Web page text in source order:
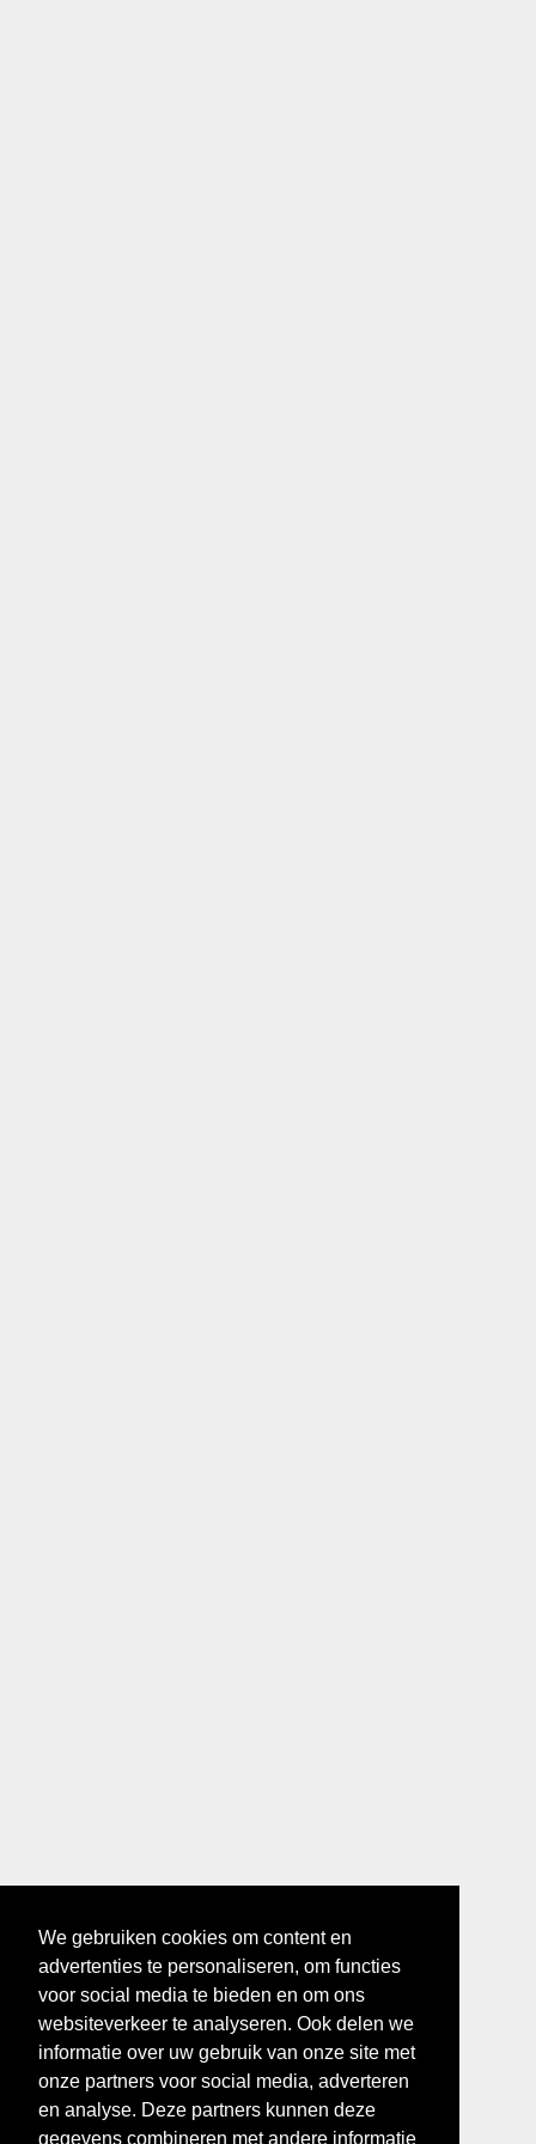
We gebruiken cookies om content en
advertenties te personaliseren, om functies
voor social media te bieden en om ons
websiteverkeer te analyseren. Ook delen we
informatie over uw gebruik van onze site met
onze partners voor social media, adverteren
en analyse. Deze partners kunnen deze
gegevens combineren met andere informatie